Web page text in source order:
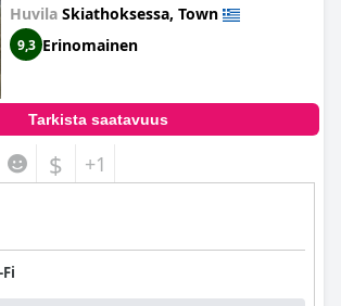
Huvila Skiathoksessa, Town
9,3 Erinomainen
Tarkista saatavuus
$ +1